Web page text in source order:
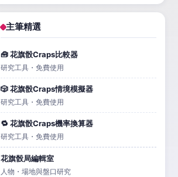
主筆精選
🧰 花旗骰Craps比較器
研究工具・免費使用
🎲 花旗骰Craps情境模擬器
研究工具・免費使用
🔁 花旗骰Craps機率換算器
研究工具・免費使用
花旗骰局編輯室
人物・場地與盤口研究